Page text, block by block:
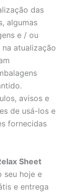
das
algumas
e / ou
atualização
avisos e
de usá-los e
fornecidas
Sheet
seu hoje e
e entrega